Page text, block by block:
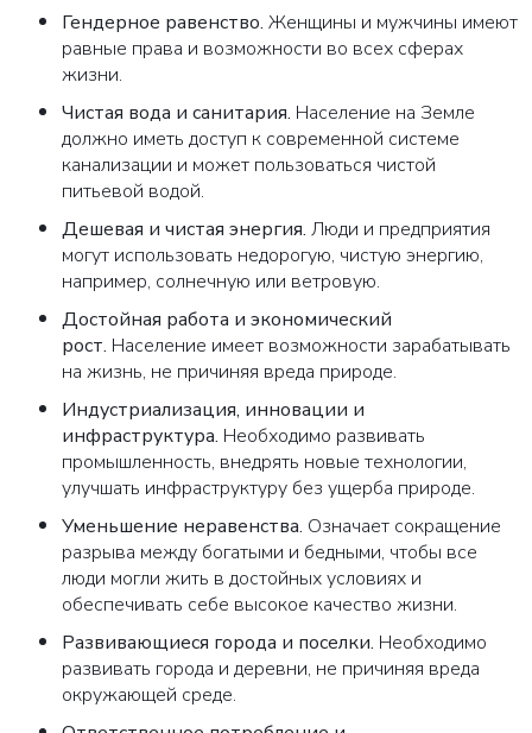
Гендерное равенство. Женщины и мужчины имеют
равные права и возможности во всех сферах
жизни.
Чистая вода и санитария. Население на Земле
должно иметь доступ к современной системе
канализации и может пользоваться чистой
питьевой водой.
Дешевая и чистая энергия. Люди и предприятия
могут использовать недорогую, чистую энергию,
например, солнечную или ветровую.
Достойная работа и экономический
рост. Население имеет возможности зарабатывать
на жизнь, не причиняя вреда природе.
Индустриализация, инновации и
инфраструктура. Необходимо развивать
промышленность, внедрять новые технологии,
улучшать инфраструктуру без ущерба природе.
Уменьшение неравенства. Означает сокращение
разрыва между богатыми и бедными, чтобы все
люди могли жить в достойных условиях и
обеспечивать себе высокое качество жизни.
Развивающиеся города и поселки. Необходимо
развивать города и деревни, не причиняя вреда
окружающей среде.
ВАША ЗАЯВКА ОТПРАВЛЕНА
в ближайшее время наши менеджеры
свяжутся с вами
Закрыть